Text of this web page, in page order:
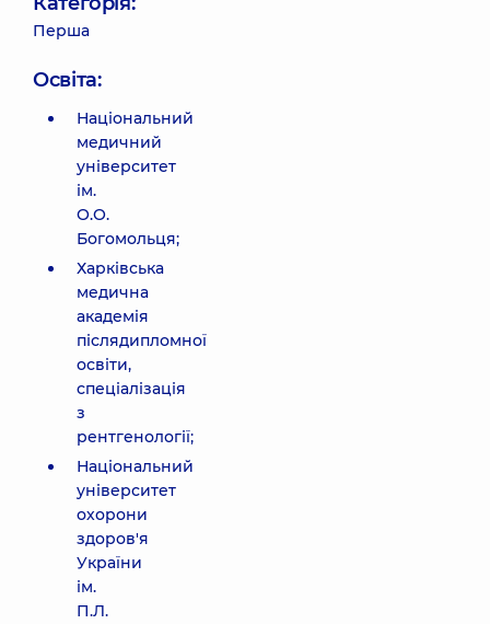
Перша
Освіта:
Національний
медичний
університет
ім.
О.О.
Богомольця;
Харківська
медична
академія
післядипломної
освіти,
спеціалізація
з
рентгенології;
Національний
університет
охорони
здоров'я
України
ім.
П.Л.